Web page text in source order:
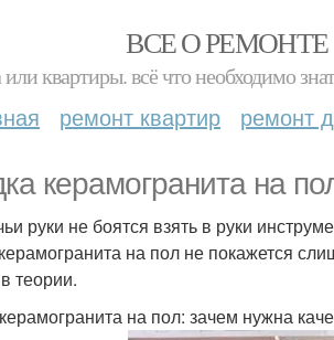
ВСЕ О РЕМОНТЕ
квартиры. всё что необходимо
ремонт квартир ремонт
керамогранита на
руки не боятся взять в руки
на пол не покажется
теории.
на пол: зачем нужна